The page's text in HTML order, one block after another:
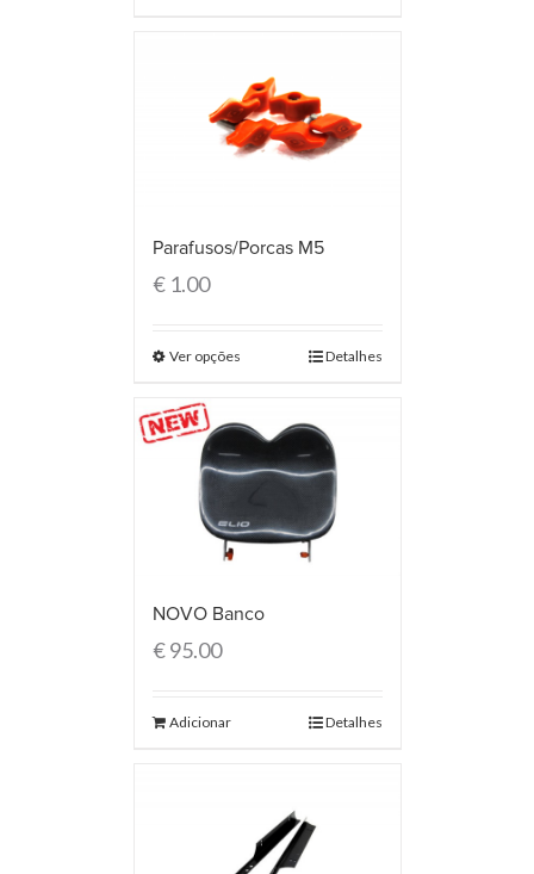
Parafusos/Porcas M5
€1.00
Ver opções Detalhes
NOVO Banco
€95.00
Adicionar Detalhes